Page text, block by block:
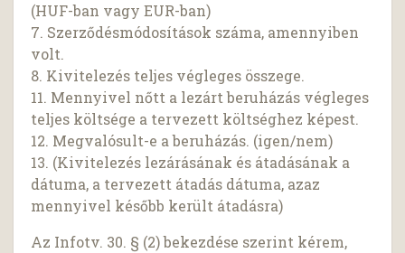
(HUF-ban vagy EUR-ban)
7. Szerződésmódosítások száma, amennyiben
volt.
8. Kivitelezés teljes végleges összege.
11. Mennyivel nőtt a lezárt beruházás végleges
teljes költsége a tervezett költséghez képest.
12. Megvalósult-e a beruházás. (igen/nem)
13. (Kivitelezés lezárásának és átadásának a
dátuma, a tervezett átadás dátuma, azaz
mennyivel később került átadásra)
Az Infotv. 30. § (2) bekezdése szerint kérem,